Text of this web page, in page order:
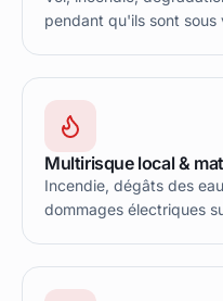
pendant qu'ils sont sous
Multirisque local &
Incendie, dégâts des
dommages électriques